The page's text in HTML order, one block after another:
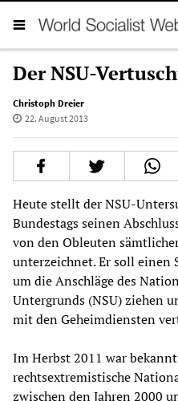
Der NSU-
Christoph Dreier
22. August 2013
Heute stellt der NSU-
Bundestags seinen
von den Obleuten
unterzeichnet. Er soll einen
um die Anschläge des
Untergrunds (NSU) ziehen
mit den Geheimdiensten
Im Herbst 2011 war
rechtsextremistische
zwischen den Jahren 2000